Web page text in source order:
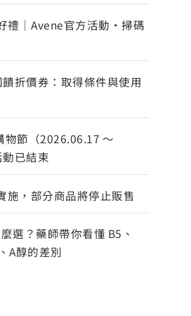
禮｜Avene官方活動・掃碼
折價券：取得條件與使用
物節（2026.06.17 ～
已結束
施，部分商品將停止販售
選？藥師帶你看懂 B5、
A醇的差別